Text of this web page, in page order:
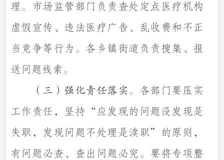
理。市场监管部门负责查处定点医疗机构
虚假宣传、违法医疗广告、乱收费和不正
当竞争等行为。各乡镇街道负责搜集、报
送问题线索。
（三）强化责任落实。 各部门要压实
工作责任，坚持 “应发现的问题没发现是
失职，发现问题不处理是渎职”的原则，
有问题必查、查出问题必究。要将专项整